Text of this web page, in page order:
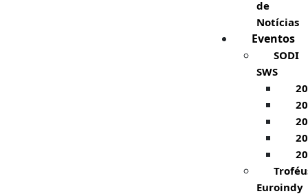
de
Notícias
Eventos
SODI
SWS
Euroindy